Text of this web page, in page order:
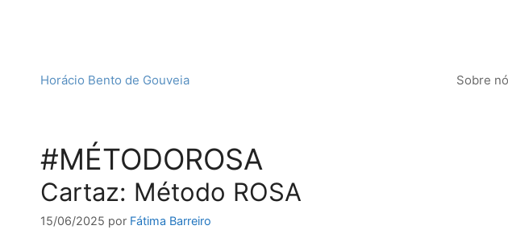
Horácio Bento de Gouveia Sobre
#MÉTODOROSA
Cartaz: Método ROSA
15/06/2025 por Fátima Barreiro